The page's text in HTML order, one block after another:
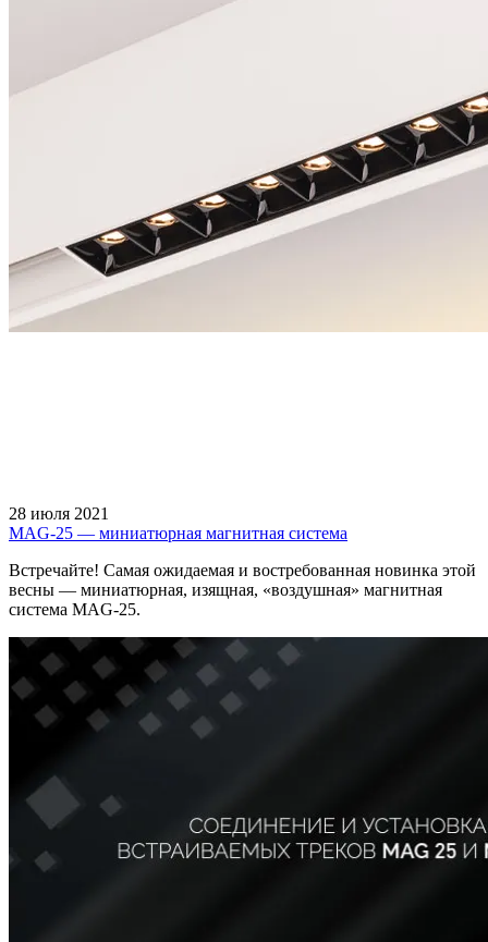
28 июля 2021
MAG-25 — миниатюрная магнитная система
Встречайте! Самая ожидаемая и востребованная новинка этой
весны — миниатюрная, изящная, «воздушная» магнитная
система MAG-25.